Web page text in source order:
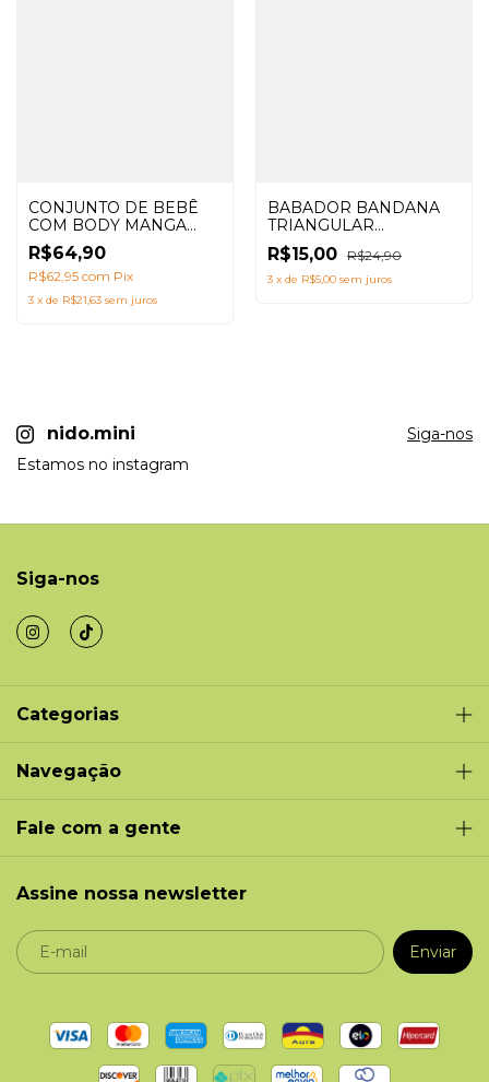
CONJUNTO DE BEBÊ
COM BODY MANGA
CURTA + SHORTS
SARUEL ESTAMPA
NATUREZA AZUL CHÁ
R$64,90
R$62,95 com Pix
3 x de R$21,63 sem juros
BABADOR BANDANA
TRIANGULAR
UNIVERSO PRETO
R$15,00 R$24,90
3 x de R$5,00 sem juros
nido.mini
Siga-nos
Estamos no instagram
Siga-nos
Categorias
Navegação
Fale com a gente
Assine nossa newsletter